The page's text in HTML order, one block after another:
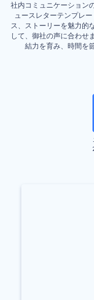
社内コミュニケーション
ュースレターテンプレ
ス、ストーリーを魅力的
して、御社の声に合わせ
結力を育み、時間を